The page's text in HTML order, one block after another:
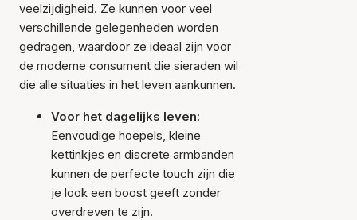
veelzijdigheid. Ze kunnen voor veel
verschillende gelegenheden worden
gedragen, waardoor ze ideaal zijn voor
de moderne consument die sieraden wil
die alle situaties in het leven aankunnen.
Voor het dagelijks leven:
Eenvoudige hoepels, kleine
kettinkjes en discrete armbanden
kunnen de perfecte touch zijn die
je look een boost geeft zonder
overdreven te zijn.